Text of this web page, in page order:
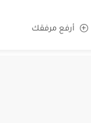
أرفع مرفقك